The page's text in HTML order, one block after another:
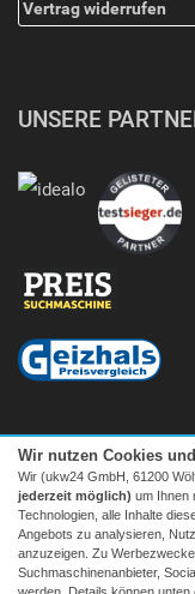
Vertrag widerrufen
UNSERE
Wir nutzen Cookies
Wir (ukw24 GmbH, 61200
jederzeit möglich) um Ihnen
Technologien, alle Inhalte
Angebots zu analysieren,
anzuzeigen. Zu
Suchmaschinenanbieter,